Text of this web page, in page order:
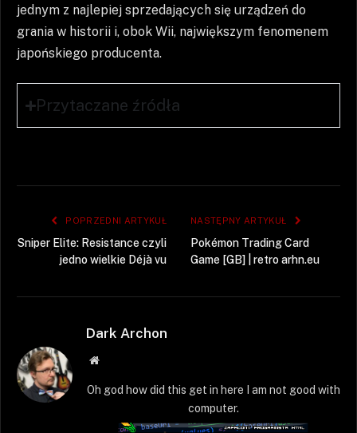
jednym z najlepiej sprzedających się urządzeń do
grania w historii i, obok Wii, największym fenomenem
japońskiego producenta.
Przytaczane źródła
POPRZEDNI ARTYKUŁ
Sniper Elite: Resistance czyli
jedno wielkie Déjà vu
NASTĘPNY ARTYKUŁ
Pokémon Trading Card
Game [GB] | retro arhn.eu
Dark Archon
Strona
Oh god how did this get in here I am not good with
computer.